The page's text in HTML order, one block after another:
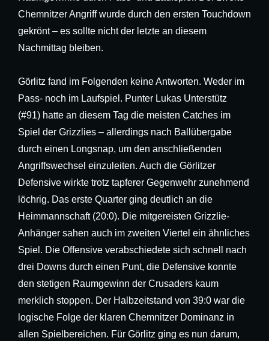
Chemnitzer Angriff wurde durch den ersten Touchdown
gekrönt – es sollte nicht der letzte an diesem
Nachmittag bleiben.
Görlitz fand im Folgenden keine Antworten. Weder im
Pass- noch im Laufspiel. Punter Lukas Unterstütz
(#91) hatte an diesem Tag die meisten Catches im
Spiel der Grizzlies – allerdings nach Ballübergabe
durch einen Longsnap, um den anschließenden
Angriffswechsel einzuleiten. Auch die Görlitzer
Defensive wirkte trotz tapferer Gegenwehr zunehmend
löchrig. Das erste Quarter ging deutlich an die
Heimmannschaft (20:0). Die mitgereisten Grizzlie-
Anhänger sahen auch im zweiten Viertel ein ähnliches
Spiel. Die Offensive verabschiedete sich schnell nach
drei Downs durch einen Punt, die Defensive konnte
den stetigen Raumgewinn der Crusaders kaum
merklich stoppen. Der Halbzeitstand von 39:0 war die
logische Folge der klaren Chemnitzer Dominanz in
allen Spielbereichen. Für Görlitz ging es nun darum,